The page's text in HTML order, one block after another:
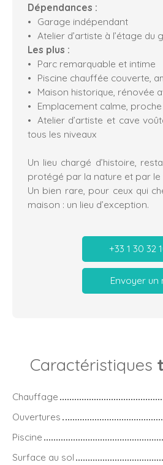
Dépendances :
Garage indépendant
Atelier d’artiste à l’étage du
Les plus :
Parc remarquable et intime
Piscine chauffée couverte,
Maison historique, rénovée
Emplacement calme,
Atelier d’artiste et cave
tous les niveaux
Un lieu chargé d’histoire,
protégé par la nature et par le
Un bien rare, pour ceux qui
maison : un lieu d’exception.
+33 1 30 32
Envoyer un
Caractéristiques
Chauffage
Ouvertures
Piscine
Surface au sol